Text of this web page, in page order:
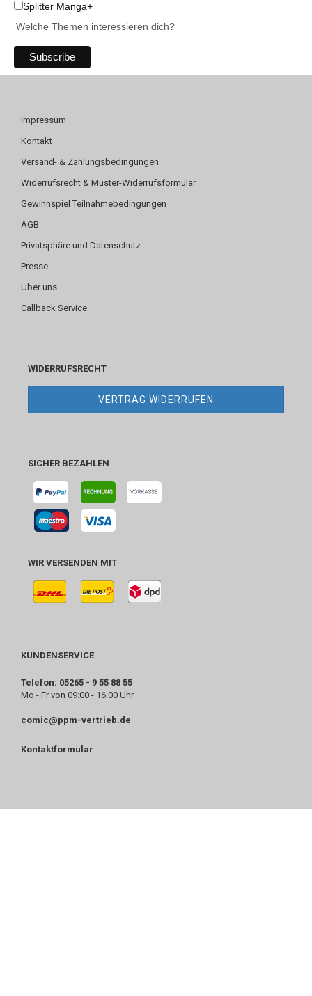
Splitter Manga+
Welche Themen interessieren dich?
Impressum
Kontakt
Versand- & Zahlungsbedingungen
Widerrufsrecht & Muster-Widerrufsformular
Gewinnspiel Teilnahmebedingungen
AGB
Privatsphäre und Datenschutz
Presse
Über uns
Callback Service
WIDERRUFSRECHT
VERTRAG WIDERRUFEN
SICHER BEZAHLEN
WIR VERSENDEN MIT
KUNDENSERVICE
Telefon: 05265 - 9 55 88 55
Mo - Fr von 09:00 - 16:00 Uhr
comic@ppm-vertrieb.de
Kontaktformular